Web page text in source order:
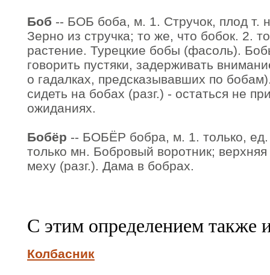
Боб -- БОБ боба, м. 1. Стручок, плод т.
Зерно из стручка; то же, что бобок. 2.
растение. Турецкие бобы (фасоль).
говорить пустяки, задерживать
о гадалках, предсказывавших по
сидеть на бобах (разг.) - остаться не
ожиданиях.
Бобёр -- БОБЁР бобра, м. 1. только,
только мн. Бобровый воротник;
меху (разг.). Дама в бобрах.
С этим определением также
Колбасник